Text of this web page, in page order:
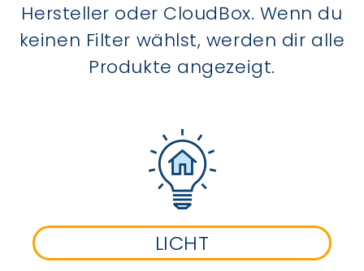
Hersteller oder CloudBox. Wenn du
keinen Filter wählst, werden dir alle
Produkte angezeigt.
LICHT